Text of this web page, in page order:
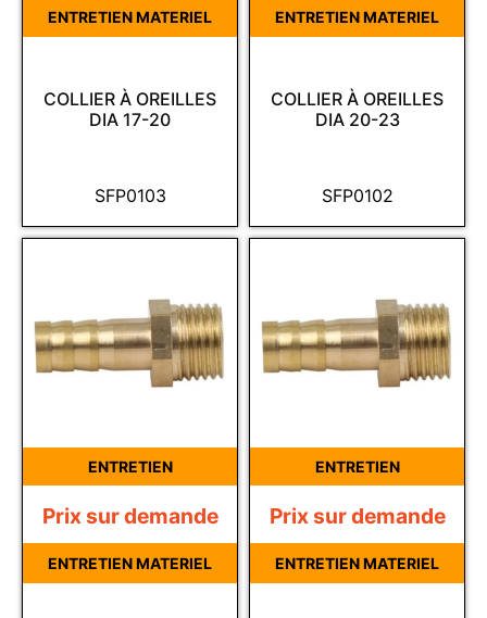
SFP0103
COLLIER À OREILLES
DIA 17-20
ENTRETIEN MATERIEL
SFP0102
COLLIER À OREILLES
DIA 20-23
ENTRETIEN MATERIEL
ENTRETIEN
Prix sur demande
ENTRETIEN MATERIEL
ENTRETIEN
Prix sur demande
ENTRETIEN MATERIEL